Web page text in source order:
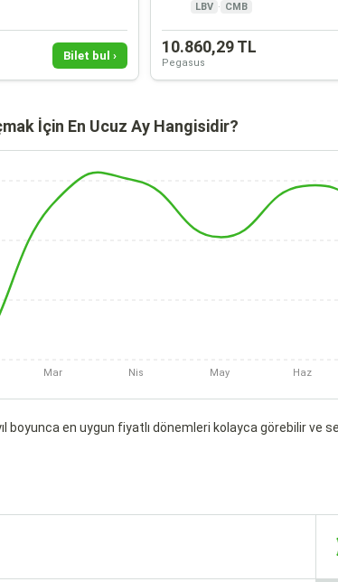
Bilet bul ›
LBV · CMB
10.860,29 TL
Pegasus
İçin En Ucuz Ay Hangisidir?
Mar Nis May Haz
boyunca en uygun fiyatlı dönemleri kolayca görebilir ve